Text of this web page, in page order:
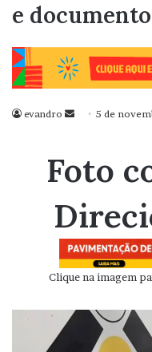
e
evandro
Mande
mail
5 de
Foto
Clique na imagem